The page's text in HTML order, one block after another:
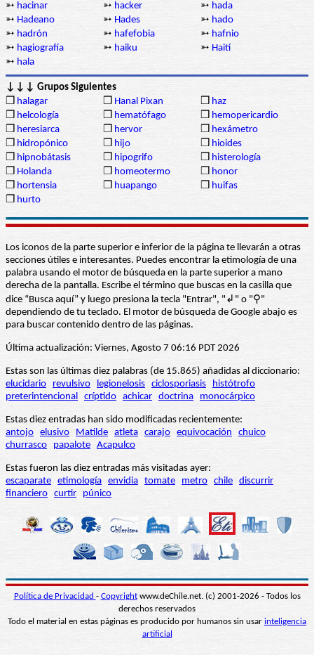
➳ hacinar ➳ hacker ➳ hada
➳ Hadeano ➳ Hades ➳ hado
➳ hadrón ➳ hafefobia ➳ hafnio
➳ hagiografía ➳ haiku ➳ Haití
➳ hala
↓↓↓ Grupos Siguientes
❒ halagar ❒ Hanal Pixan ❒ haz
❒ helcología ❒ hematófago ❒ hemopericardio
❒ heresiarca ❒ hervor ❒ hexámetro
❒ hidropónico ❒ hijo ❒ hioides
❒ hipnobátasis ❒ hipogrifo ❒ histerología
❒ Holanda ❒ homeotermo ❒ honor
❒ hortensia ❒ huapango ❒ huifas
❒ hurto
Los iconos de la parte superior e inferior de la página te llevarán a otras
secciones útiles e interesantes. Puedes encontrar la etimología de una
palabra usando el motor de búsqueda en la parte superior a mano
derecha de la pantalla. Escribe el término que buscas en la casilla que
dice “Busca aquí” y luego presiona la tecla "Entrar", "↲" o "⚲"
dependiendo de tu teclado. El motor de búsqueda de Google abajo es
para buscar contenido dentro de las páginas.
Última actualización: Viernes, Agosto 7 06:16 PDT 2026
Estas son las últimas diez palabras (de 15.865) añadidas al diccionario:
elucidario
revulsivo legionelosis ciclosporiasis
histótrofo
preterintencional críptido achicar doctrina monocárpico
Estas diez entradas han sido modificadas recientemente:
antojo elusivo Matilde atleta carajo equivocación
chuico
churrasco
papalote Acapulco
Estas fueron las diez entradas más visitadas ayer:
escaparate etimología envidia tomate metro chile discurrir
financiero curtir púnico
Política de Privacidad - Copyrightwww.deChile.net. (c) 2001-2026 - Todos los
derechos reservados
Todo el material en estas páginas es producido por humanos sin usar inteligencia
artificial